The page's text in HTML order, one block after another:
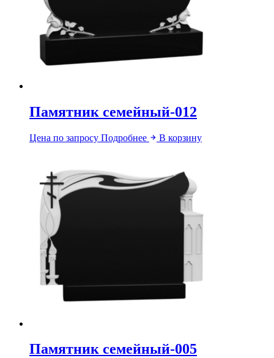
Памятник семейный-012
Цена по запросу Подробнее В корзину
Памятник семейный-005